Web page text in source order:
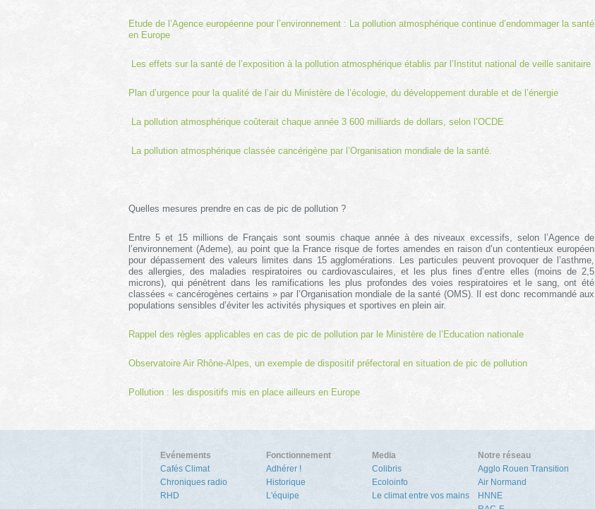
Etude de l’Agence européenne pour l’environnement : La pollution atmosphérique continue d’endommager la santé
en Europe
Les effets sur la santé de l’exposition à la pollution atmosphérique établis par l’Institut national de veille sanitaire
Plan d’urgence pour la qualité de l’air du Ministère de l’écologie, du développement durable et de l’énergie
La pollution atmosphérique coûterait chaque année 3 600 milliards de dollars, selon l’OCDE
La pollution atmosphérique classée cancérigène par l’Organisation mondiale de la santé.
Quelles mesures prendre en cas de pic de pollution ?
Entre 5 et 15 millions de Français sont soumis chaque année à des niveaux excessifs, selon l’Agence de
l’environnement (Ademe), au point que la France risque de fortes amendes en raison d’un contentieux européen
pour dépassement des valeurs limites dans 15 agglomérations. Les particules peuvent provoquer de l’asthme,
des allergies, des maladies respiratoires ou cardiovasculaires, et les plus fines d’entre elles (moins de 2,5
microns), qui pénètrent dans les ramifications les plus profondes des voies respiratoires et le sang, ont été
classées « cancérogènes certains » par l’Organisation mondiale de la santé (OMS). Il est donc recommandé aux
populations sensibles d’éviter les activités physiques et sportives en plein air.
Rappel des règles applicables en cas de pic de pollution par le Ministère de l’Education nationale
Observatoire Air Rhône-Alpes, un exemple de dispositif préfectoral en situation de pic de pollution
Pollution : les dispositifs mis en place ailleurs en Europe
Evénements
Cafés Climat
Chroniques radio
RHD
Fonctionnement
Adhérer !
Historique
L'équipe
Media
Colibris
Ecoloinfo
Le climat entre vos mains
Notre réseau
Agglo Rouen Transition
Air Normand
HNNE